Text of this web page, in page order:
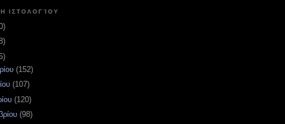
ΙΣΤΟΛΟΓΊΟΥ
(152)
(107)
(120)
(98)